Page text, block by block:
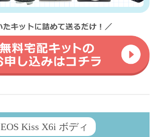
EOS Kiss X6i ボディ